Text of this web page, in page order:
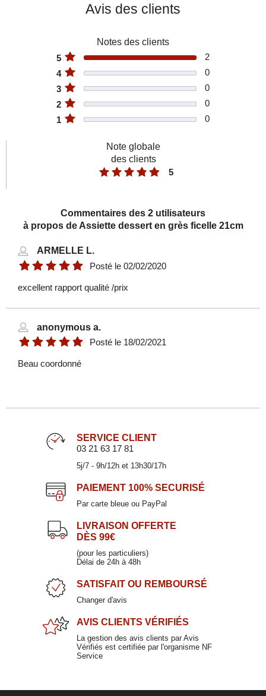
Bol en grès ficelle 15cm
8,90 €
Paire-tasse à café en grès ficelle 10cl
Paire-tasse à café en grès ficelle 19cl
11,90 €
Avis des clients
Notes des clients
5
2
4
0
3
0
2
0
1
0
Note globale
des clients
5
Commentaires des 2 utilisateurs
à propos de Assiette dessert en grès ficelle 21cm
ARMELLE L.
Posté le02/02/2020
excellent rapport qualité /prix
anonymous a.
Posté le 18/02/2021
Beau coordonné
SERVICE CLIENT
03 21 63 17 81
5j/7 - 9h/12h et 13h30/17h
PAIEMENT 100% SECURISÉ
Par carte bleue ou PayPal
LIVRAISON OFFERTE
DÈS 99€
(pour les particuliers)
Délai de 24h à 48h
SATISFAIT OU REMBOURSÉ
Changer d'avis
AVIS CLIENTS VÉRIFIÉS
La gestion des avis clients par Avis
Vérifiés est certifiée par l'organisme NF
Service